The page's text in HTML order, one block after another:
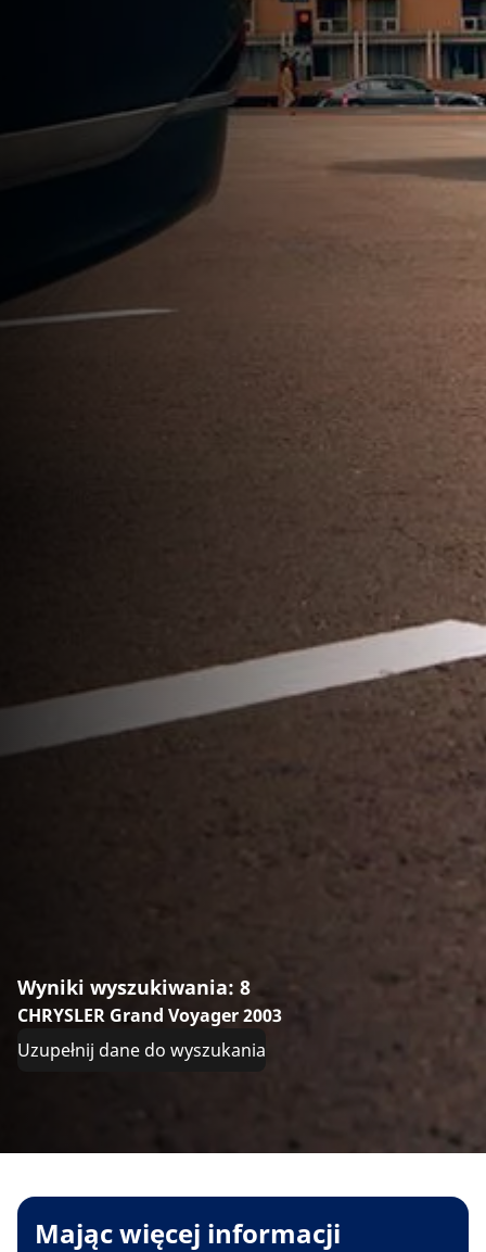
Wyniki wyszukiwania: 8
CHRYSLER Grand Voyager 2003
Uzupełnij dane do wyszukania
Mając więcej informacji